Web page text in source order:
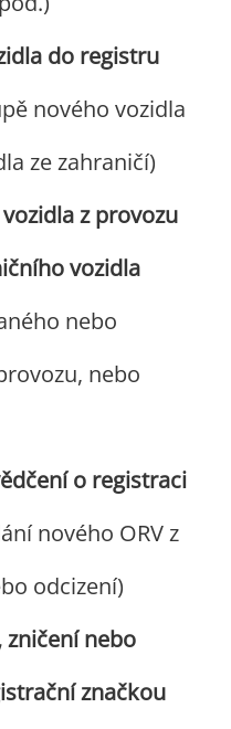
do registru
nového vozidla
ze zahraničí)
z provozu
vozidla
nebo
nebo
o registraci
nového ORV z
odcizení)
zničení nebo
značkou